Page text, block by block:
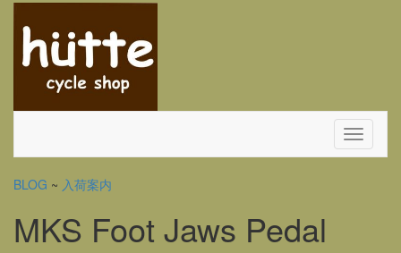
Toggle
BLOG ~ 入荷案内
MKS Foot Jaws Pedal